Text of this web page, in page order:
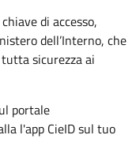
di accesso,
dell’Interno, che
sicurezza ai
portale
l'app CieID sul tuo